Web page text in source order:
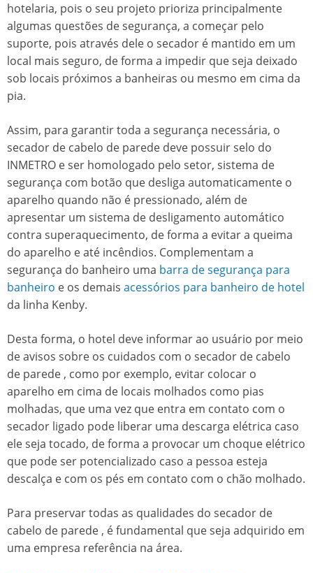
hotelaria, pois o seu projeto prioriza principalmente
algumas questões de segurança, a começar pelo
suporte, pois através dele o secador é mantido em um
local mais seguro, de forma a impedir que seja deixado
sob locais próximos a banheiras ou mesmo em cima da
pia.
Assim, para garantir toda a segurança necessária, o
secador de cabelo de parede deve possuir selo do
INMETRO e ser homologado pelo setor, sistema de
segurança com botão que desliga automaticamente o
aparelho quando não é pressionado, além de
apresentar um sistema de desligamento automático
contra superaquecimento, de forma a evitar a queima
do aparelho e até incêndios. Complementam a
segurança do banheiro uma barra de segurança para
banheiro e os demais acessórios para banheiro de hotel
da linha Kenby.
Desta forma, o hotel deve informar ao usuário por meio
de avisos sobre os cuidados com o secador de cabelo
de parede , como por exemplo, evitar colocar o
aparelho em cima de locais molhados como pias
molhadas, que uma vez que entra em contato com o
secador ligado pode liberar uma descarga elétrica caso
ele seja tocado, de forma a provocar um choque elétrico
que pode ser potencializado caso a pessoa esteja
descalça e com os pés em contato com o chão molhado.
Para preservar todas as qualidades do secador de
cabelo de parede , é fundamental que seja adquirido em
uma empresa referência na área.